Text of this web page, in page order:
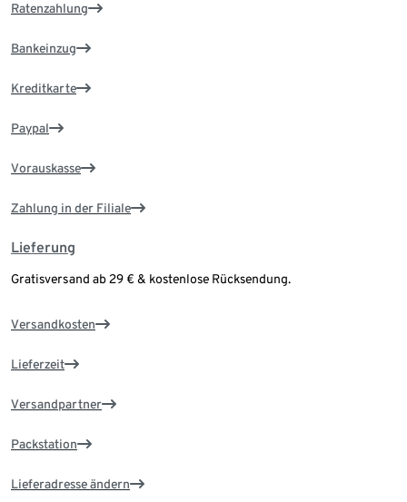
Ratenzahlung
Bankeinzug
Kreditkarte
Paypal
Vorauskasse
Zahlung in der Filiale
Lieferung
Gratisversand ab 29 € & kostenlose Rücksendung.
Versandkosten
Lieferzeit
Versandpartner
Packstation
Lieferadresse ändern